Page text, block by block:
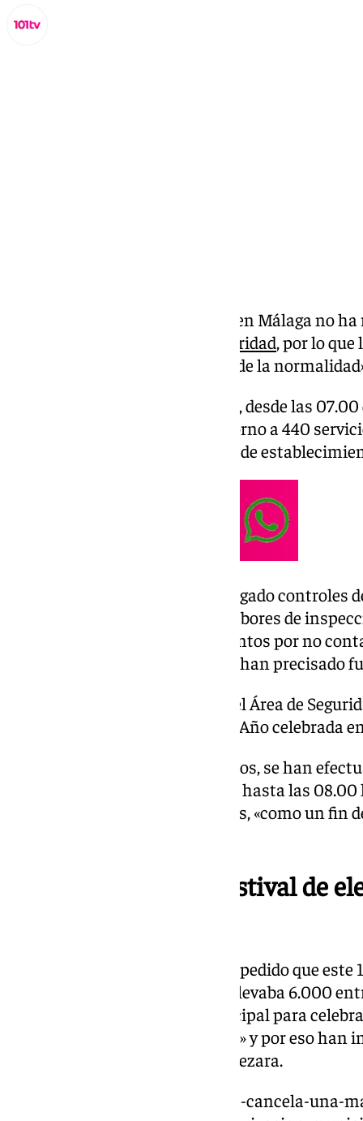
La despedida y entrada del año en Málaga no
seguridad, por lo
Nuevo ha transcurrido «dentro de la
Así, la Policía Local ha atendido, desde las
07.00 horas del 1 de enero, en torno a 440
convivencia ciudadana, control de
En seguridad vial, se han desplegado controles
de Nochevieja; y dentro de las labores de
denunciado a tres establecimientos por no
actividad extraordinaria, según han precisado
Por otro lado, según los datos del Área de
incidencia en la fiesta de Fin de Año celebrada
Por último, en cuanto a Bomberos, se han
pasado martes, 31 de diciembre, hasta las
enero, un total de 17 actuaciones, «como un fin
Cancelación de un festival de
La actuación de la Policía ha impedido que este
Sophie Festival, un evento que llevaba 6.000
disponía de autorización municipal para
que tenían «los papeles en regla» y por eso
hasta un rato antes de que empezara.
https://www.101tv.es/la-policia-cancela-una-